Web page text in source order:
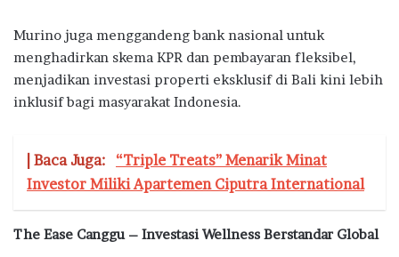
Murino juga menggandeng bank nasional untuk
menghadirkan skema KPR dan pembayaran fleksibel,
menjadikan investasi properti eksklusif di Bali kini lebih
inklusif bagi masyarakat Indonesia.
| Baca Juga:
“Triple Treats” Menarik Minat
Investor Miliki Apartemen Ciputra International
The Ease Canggu – Investasi Wellness Berstandar Global